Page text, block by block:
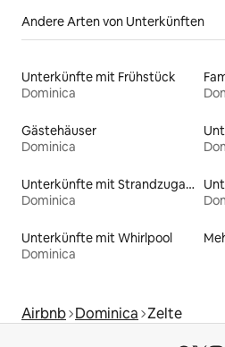
Andere Arten von Unterkünften
Unterkünfte mit Frühstück
Dominica
Gästehäuser
Dominica
Unterkünfte mit Strandzugang
Dominica
Unterkünfte mit Whirlpool
Dominica
Airbnb Dominica Zelte